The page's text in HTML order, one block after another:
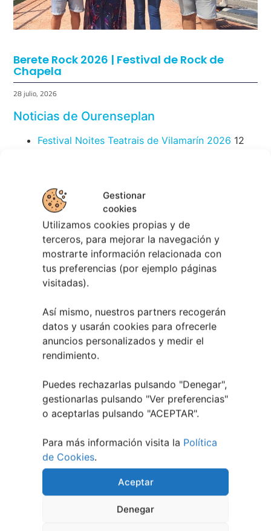
Gestionar
cookies
Utilizamos cookies propias y de
terceros, para mejorar la navegación y
mostrarte información relacionada con
tus preferencias (por ejemplo páginas
visitadas).
Así mismo, nuestros partners recogerán
datos y usarán cookies para ofrecerle
anuncios personalizados y medir el
rendimiento.
Puedes rechazarlas pulsando "Denegar",
gestionarlas pulsando "Ver preferencias"
o aceptarlas pulsando "ACEPTAR".
Para más información visita la Política
de Cookies.
Aceptar
Denegar
28 julio, 2026
Noticias de Ourenseplan
Festival Noites Teatrais de Vilamarín 2026
julio, 2026
Verano Cultural de Seixalbo 2026
31 mayo,
A bailar! | Espectáculo en Baños de Molga
mayo, 2026
Noticias de Pontevedraplan
agosto, 2026
El XXXII Festival Internacional de Jazz e Blues
de Pontevedra reunirá a grandes músicos del 3
al 7 de agosto
Vilaboa | Verano Cultural 2026 2 julio, 2026